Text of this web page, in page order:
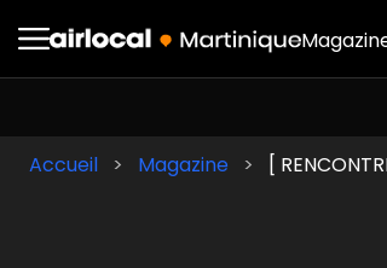
Accueil Magazine [